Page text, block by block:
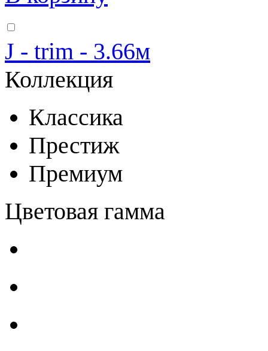
J - trim - 3.66м
Коллекция
Классика
Престиж
Премиум
Цветовая гамма